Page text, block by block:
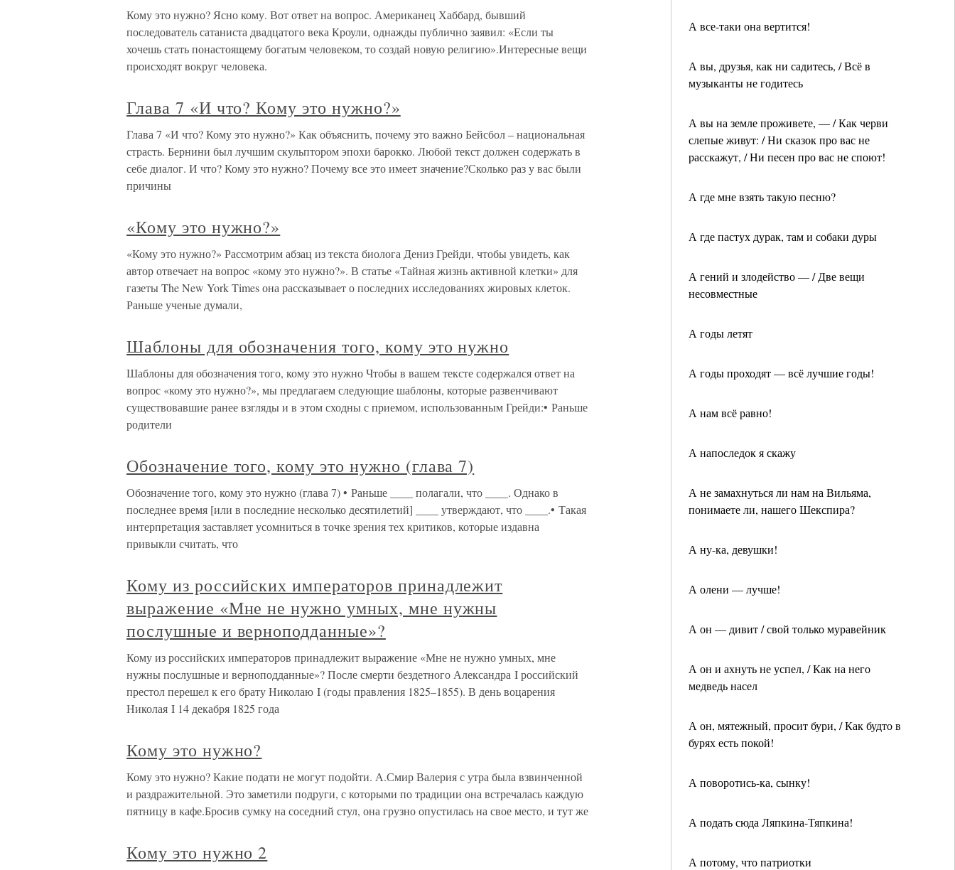
А все-таки она вертится!
А вы, друзья, как ни садитесь, / Всё в
музыканты не годитесь
А вы на земле проживете, — / Как черви
слепые живут: / Ни сказок про вас не
расскажут, / Ни песен про вас не споют!
А где мне взять такую песню?
А где пастух дурак, там и собаки дуры
А гений и злодейство — / Две вещи
несовместные
А годы летят
А годы проходят — всё лучшие годы!
А нам всё равно!
А напоследок я скажу
А не замахнуться ли нам на Вильяма,
понимаете ли, нашего Шекспира?
А ну-ка, девушки!
А олени — лучше!
А он — дивит / свой только муравейник
А он и ахнуть не успел, / Как на него
медведь насел
А он, мятежный, просит бури, / Как будто в
бурях есть покой!
А поворотись-ка, сынку!
А подать сюда Ляпкина-Тяпкина!
А потому, что патриотки
Кому это нужно? Ясно кому. Вот ответ на вопрос. Американец Хаббард, бывший
последователь сатаниста двадцатого века Кроули, однажды публично заявил: «Если ты
хочешь стать понастоящему богатым человеком, то создай новую религию».Интересные вещи
происходят вокруг человека.
Глава 7 «И что? Кому это нужно?»
Глава 7 «И что? Кому это нужно?» Как объяснить, почему это важно Бейсбол – национальная
страсть. Бернини был лучшим скульптором эпохи барокко. Любой текст должен содержать в
себе диалог. И что? Кому это нужно? Почему все это имеет значение?Сколько раз у вас были
причины
«Кому это нужно?»
«Кому это нужно?» Рассмотрим абзац из текста биолога Дениз Грейди, чтобы увидеть, как
автор отвечает на вопрос «кому это нужно?». В статье «Тайная жизнь активной клетки» для
газеты The New York Times она рассказывает о последних исследованиях жировых клеток.
Раньше ученые думали,
Шаблоны для обозначения того, кому это нужно
Шаблоны для обозначения того, кому это нужно Чтобы в вашем тексте содержался ответ на
вопрос «кому это нужно?», мы предлагаем следующие шаблоны, которые развенчивают
существовавшие ранее взгляды и в этом сходны с приемом, использованным Грейди:• Раньше
родители
Обозначение того, кому это нужно (глава 7)
Обозначение того, кому это нужно (глава 7) • Раньше ____ полагали, что ____. Однако в
последнее время [или в последние несколько десятилетий] ____ утверждают, что ____.• Такая
интерпретация заставляет усомниться в точке зрения тех критиков, которые издавна
привыкли считать, что
Кому из российских императоров принадлежит
выражение «Мне не нужно умных, мне нужны
послушные и верноподданные»?
Кому из российских императоров принадлежит выражение «Мне не нужно умных, мне
нужны послушные и верноподданные»? После смерти бездетного Александра I российский
престол перешел к его брату Николаю I (годы правления 1825–1855). В день воцарения
Николая I 14 декабря 1825 года
Кому это нужно?
Кому это нужно? Какие подати не могут подойти. А.Смир Валерия с утра была взвинченной
и раздражительной. Это заметили подруги, с которыми по традиции она встречалась каждую
пятницу в кафе.Бросив сумку на соседний стул, она грузно опустилась на свое место, и тут же
Кому это нужно 2